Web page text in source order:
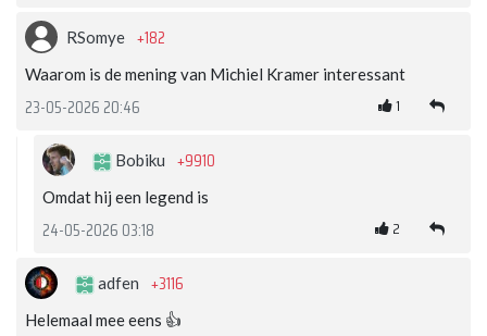
RSomye +182
Waarom is de mening van Michiel Kramer interessant
23-05-2026 20:46 1
Bobiku +9910
Omdat hij een legend is
24-05-2026 03:18 2
adfen +3116
Helemaal mee eens 👍